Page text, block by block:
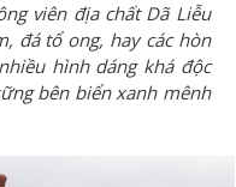
viên địa chất Dã Liễu
đá tổ ong, hay các hòn
hình dáng khá độc
bên biển xanh mênh